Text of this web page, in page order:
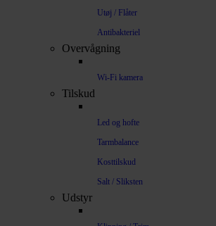
Utøj / Flåter
Antibakteriel
Overvågning
Wi-Fi kamera
Tilskud
Led og hofte
Tarmbalance
Kosttilskud
Salt / Sliksten
Udstyr